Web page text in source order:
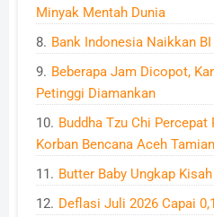
Minyak Mentah Dunia
Bank Indonesia Naikkan
Beberapa Jam Dicopot,
Petinggi Diamankan
Buddha Tzu Chi
Korban Bencana Aceh
Butter Baby Ungkap
Deflasi Juli 2026 Capai